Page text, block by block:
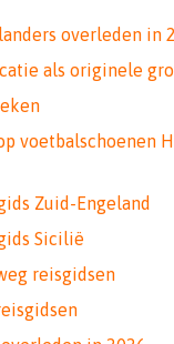
overleden in
als originele
voetbalschoenen
Zuid-Engeland
Sicilië
reisgidsen